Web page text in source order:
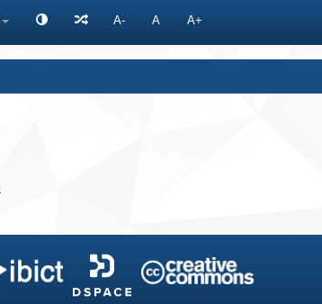
A- A A+